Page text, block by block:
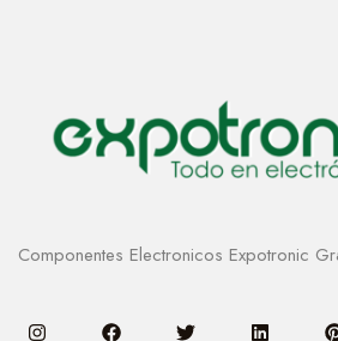
Componentes Electronicos Expotronic